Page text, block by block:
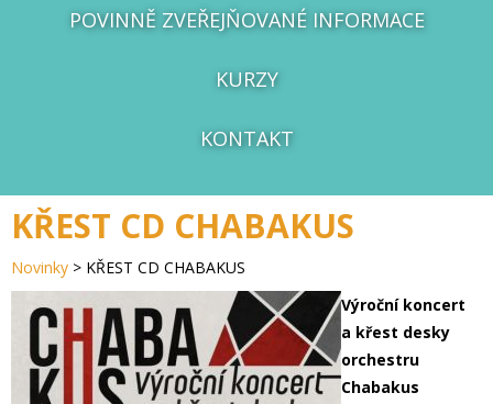
POVINNĚ ZVEŘEJŇOVANÉ INFORMACE
KURZY
KONTAKT
KŘEST CD CHABAKUS
Novinky > KŘEST CD CHABAKUS
Výroční koncert
a křest desky
orchestru
Chabakus